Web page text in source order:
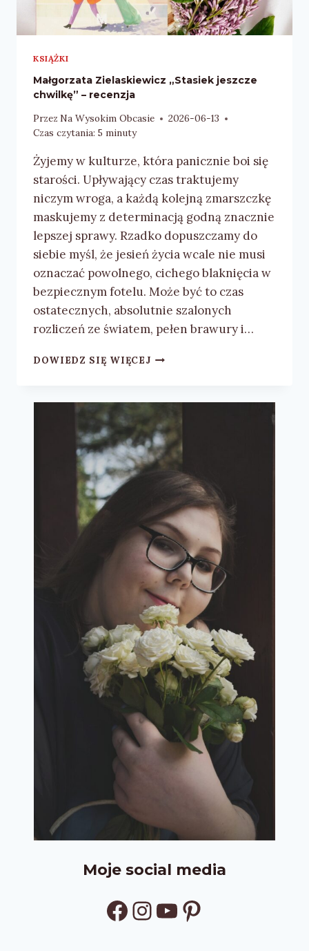
KSIĄŻKI
Małgorzata Zielaskiewicz „Stasiek jeszcze
chwilkę” – recenzja
Przez Na Wysokim Obcasie
2026-06-13
Czas czytania: 5 minuty
Żyjemy w kulturze, która panicznie boi się
starości. Upływający czas traktujemy
niczym wroga, a każdą kolejną zmarszczkę
maskujemy z determinacją godną znacznie
lepszej sprawy. Rzadko dopuszczamy do
siebie myśl, że jesień życia wcale nie musi
oznaczać powolnego, cichego blaknięcia w
bezpiecznym fotelu. Może być to czas
ostatecznych, absolutnie szalonych
rozliczeń ze światem, pełen brawury i…
DOWIEDZ SIĘ WIĘCEJMAŁGORZATA
JESZCZE
CHWILKĘ”
–
RECENZJA
Moje social media
Facebook
Instagram
YouTube
Pinterest